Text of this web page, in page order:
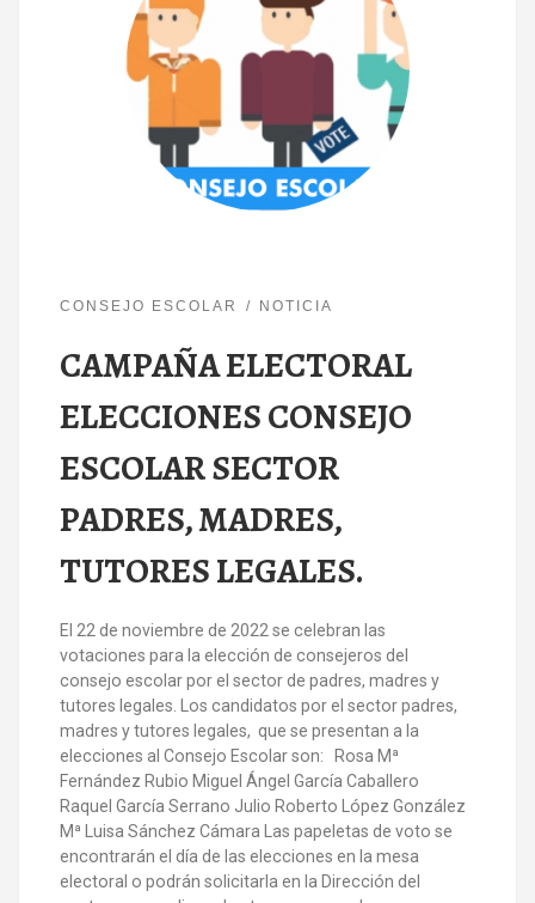
CONSEJO ESCOLAR NOTICIA
CAMPAÑA ELECTORAL
ELECCIONES CONSEJO
ESCOLAR SECTOR
PADRES, MADRES,
TUTORES LEGALES.
El 22 de noviembre de 2022 se celebran las
votaciones para la elección de consejeros del
consejo escolar por el sector de padres, madres y
tutores legales. Los candidatos por el sector padres,
madres y tutores legales, que se presentan a la
elecciones al Consejo Escolar son: Rosa Mª
Fernández Rubio Miguel Ángel García Caballero
Raquel García Serrano Julio Roberto López González
Mª Luisa Sánchez Cámara Las papeletas de voto se
encontrarán el día de las elecciones en la mesa
electoral o podrán solicitarla en la Dirección del